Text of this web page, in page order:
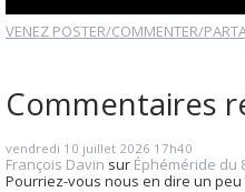
VENEZ POSTER/COMMENTER/
Commentaires
vendredi 10 juillet 2026 17h40
François Davin sur Éphéméride du
Pourriez-vous nous en dire un